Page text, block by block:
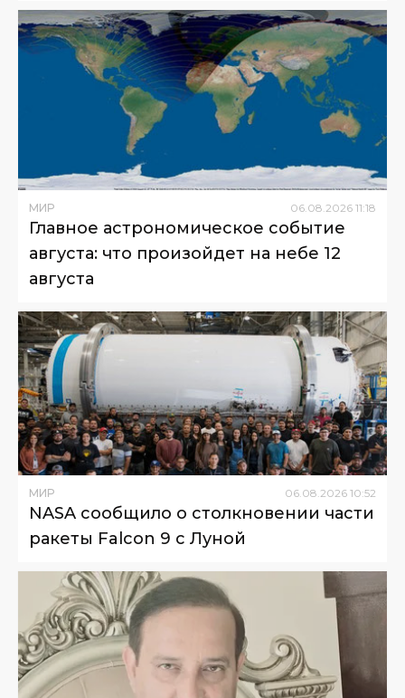
МИР 06.08.2026 11:18
Главное астрономическое событие
августа: что произойдет на небе 12
августа
МИР 06 08 2026 10:52
NASA сообщило о столкновении части
ракеты Falcon 9 с Луной